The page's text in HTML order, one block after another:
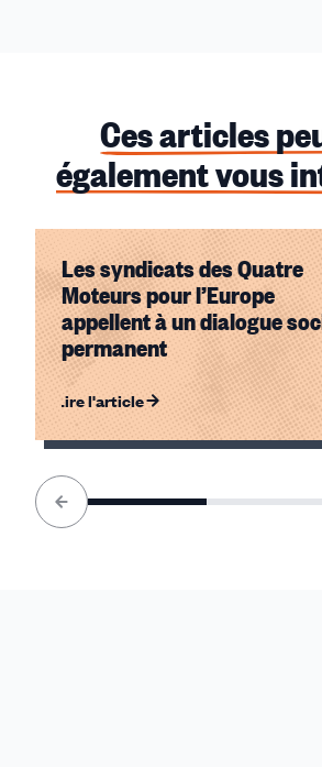
Ces articles
également vous
Les syndicats des Quatre
Moteurs pour l’Europe
appellent à un dialogue
permanent
Lire l'article